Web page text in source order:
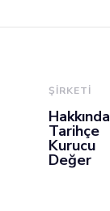
ŞİRKETİ
Hakkında
Tarihçe
Kurucu
Değer